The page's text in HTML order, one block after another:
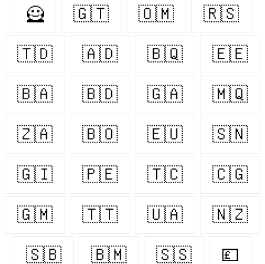
🦸‍ 🇬🇹 🇴🇲 🇷🇸
🇹🇩 🇦🇩 🇧🇶 🇪🇪
🇧🇦 🇧🇩 🇬🇦 🇲🇶
🇿🇦 🇧🇴 🇪🇺 🇸🇳
🇬🇮 🇵🇪 🇹🇨 🇨🇬
🇬🇲 🇹🇹 🇺🇦 🇳🇿
🇸🇧 🇧🇲 🇸🇸 💷